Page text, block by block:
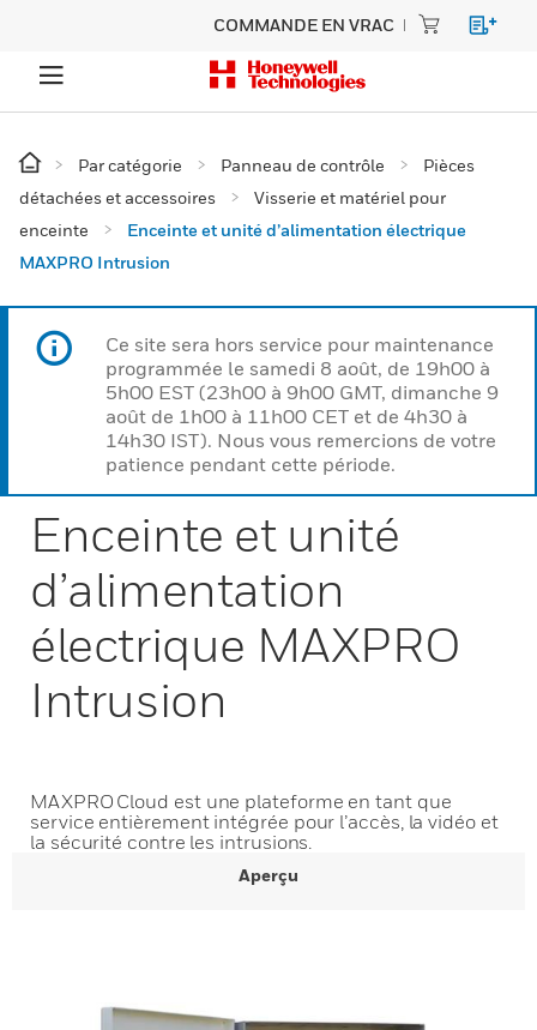
COMMANDE EN VRAC
Par catégorie Panneau de contrôle
Pièces
détachées et accessoires
Visserie et matériel pour
enceinte
Enceinte et unité d’alimentation électrique
MAXPRO Intrusion
Ce site sera hors service pour maintenance
programmée le samedi 8 août, de 19h00 à
5h00 EST (23h00 à 9h00 GMT, dimanche 9
août de 1h00 à 11h00 CET et de 4h30 à
14h30 IST). Nous vous remercions de votre
patience pendant cette période.
Enceinte et unité
d’alimentation
électrique MAXPRO
Intrusion
MAXPRO Cloud est une plateforme en tant que
service entièrement intégrée pour l’accès, la vidéo et
la sécurité contre les intrusions.
Aperçu